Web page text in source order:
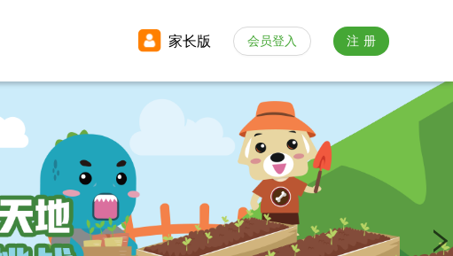
家长版 会员登入 注册